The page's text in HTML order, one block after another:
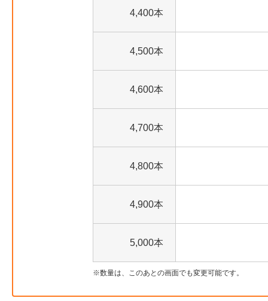
4,400本
4,500本
4,600本
4,700本
4,800本
4,900本
5,000本
数量は、このあとの画面でも変更可能です。